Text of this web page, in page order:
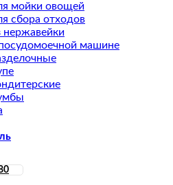
мойки овощей
сбора отходов
машине